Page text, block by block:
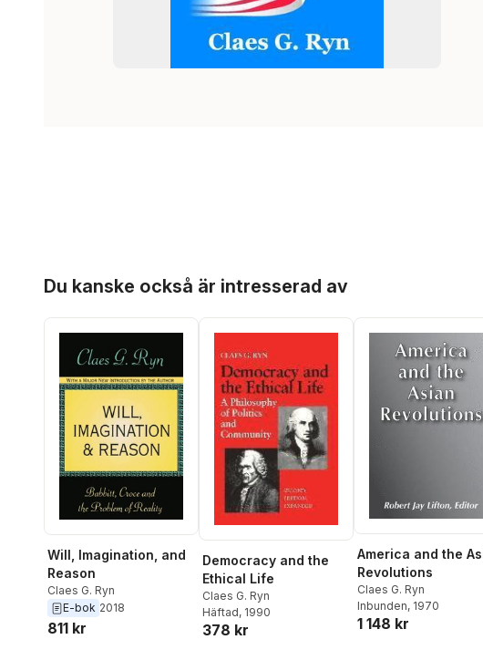
Du kanske också är intresserad av
Will, Imagination, and
Reason
Claes G. Ryn
E-bok 2018
811 kr
Democracy and the
Ethical Life
Claes G. Ryn
Häftad, 1990
378 kr
America and the
Revolutions
Claes G. Ryn
Inbunden, 1970
1 148 kr